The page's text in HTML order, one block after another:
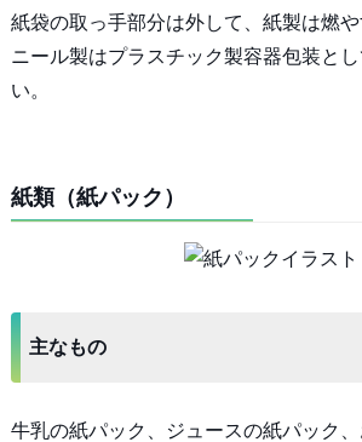
紙袋の取っ手部分は外して、紙製は燃
ニール製はプラスチック製容器包装と
い。
紙類（紙パック）
主なもの
牛乳の紙パック、ジュースの紙パック、